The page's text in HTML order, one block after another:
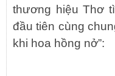
thương hiệu Thơ
đầu tiên cùng
khi hoa hồng nở”: